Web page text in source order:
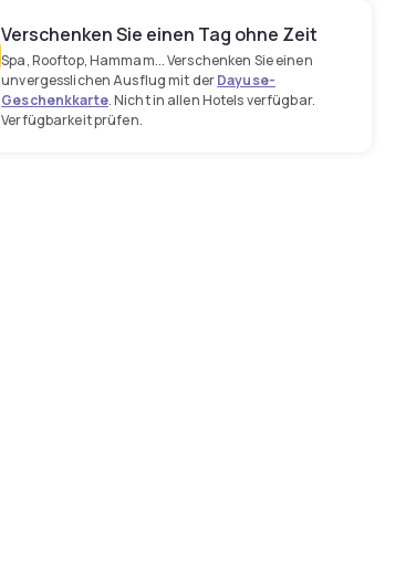
Verschenken Sie einen Tag ohne Zeit
Spa, Rooftop, Hammam... Verschenken Sie einen
unvergesslichen Ausflug mit derDayuse-
Geschenkkarte. Nicht in allen Hotels verfügbar.
Verfügbarkeit prüfen.